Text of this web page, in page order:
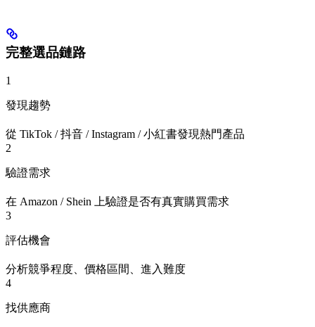
完整選品鏈路
1
發現趨勢
從 TikTok / 抖音 / Instagram / 小紅書發現熱門產品
2
驗證需求
在 Amazon / Shein 上驗證是否有真實購買需求
3
評估機會
分析競爭程度、價格區間、進入難度
4
找供應商